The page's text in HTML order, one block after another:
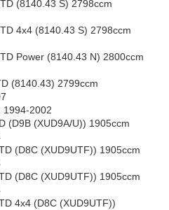
(8140.43 S) 2798ccm
4x4 (8140.43 S) 2798ccm
Power (8140.43 N) 2800ccm
(8140.43) 2799ccm
1994-2002
(D9B (XUD9A/U)) 1905ccm
(D8C (XUD9UTF)) 1905ccm
(D8C (XUD9UTF)) 1905ccm
4x4 (D8C (XUD9UTF))